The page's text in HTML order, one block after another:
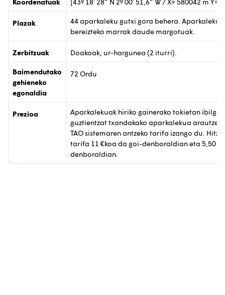
Plazak
44 aparkaleku gutxi gora behera.
bereizteko marrak daude margotuak.
Zerbitzuak Doakoak, ur-hargunea (2 iturri).
Baimendutako
gehieneko
egonaldia
72 Ordu
Prezioa
Aparkalekuak hiriko gainerako tokietan
guztientzat txandakako aparkalekua arautzen
TAO sistemaren antzeko tarifa izango du.
tarifa 11 €koa da goi-denboraldian eta 5,50
denboraldian.